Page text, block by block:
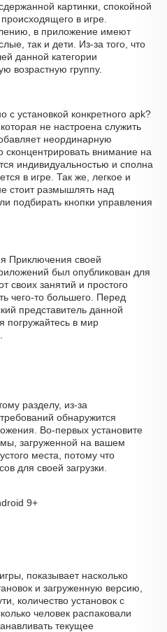
картинки, спокойной
в игре.
в приложение имеют
так и дети. Из-за того, что
данной категории
возрастную группу.
установкой конкретного apk?
не настроена служить
неординарную
внимание на
индивидуальностью и сполна
в игре. Так же, легкое и
стоит размышлять над
подбирать кнопки управления
Приключения своей
был опубликован для
своих занятий и простого
чего-то большего. Перед
представитель данной
погружайтесь в мир
разделу, из-за
обнаружится
Во-первых установите
загруженной на вашем
места, потому что
для своей загрузки.
9+
показывает насколько
и загруженную версию,
количество установок с
человек распаковали
текущее